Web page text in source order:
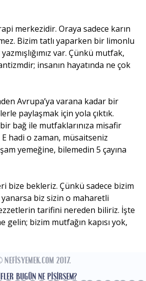
merkezidir. Oraya sadece karın
Bizim tatlı yaparken bir limonlu
var. Çünkü mutfak,
insanın hayatında ne çok
Avrupa’ya varana kadar bir
paylaşmak için yola çıktık.
bağ ile mutfaklarınıza misafir
hadi o zaman, müsaitseniz
yemeğine, bilemedin 5 çayına
bize bekleriz. Çünkü sadece bizim
yanarsa biz sizin o maharetli
tarifini nereden biliriz. İşte
gelin; bizim mutfağın kapısı yok,
2017.
BUGÜN NE PIŞIRSEM?